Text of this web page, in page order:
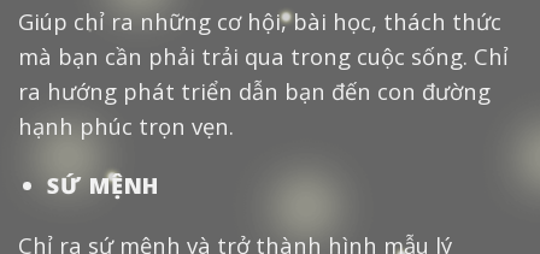
Giúp chỉ ra những cơ hội, bài học, thách thức
mà bạn cần phải trải qua trong cuộc sống. Chỉ
ra hướng phát triển dẫn bạn đến con đường
hạnh phúc trọn vẹn.
SỨ MỆNH
Chỉ ra sứ mệnh và trở thành hình mẫu lý